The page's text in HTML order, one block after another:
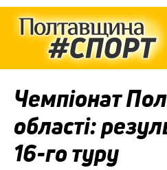
Чемпіонат
області:
16-го туру